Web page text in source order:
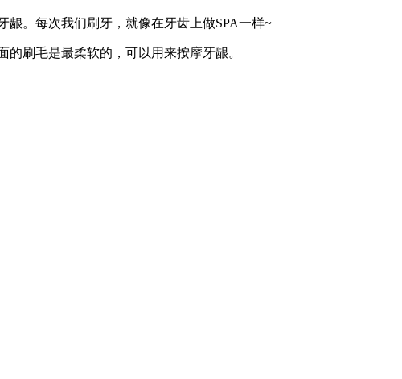
。每次我们刷牙，就像在牙齿上做SPA一样~
刷毛是最柔软的，可以用来按摩牙龈。